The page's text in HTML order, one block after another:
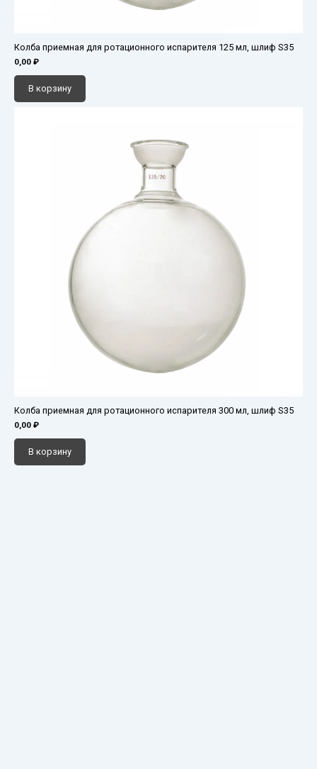
Колба приемная для ротационного испарителя 125 мл, шлиф S35
0,00 ₽
В корзину
Колба приемная для ротационного испарителя 300 мл, шлиф S35
0,00 ₽
В корзину